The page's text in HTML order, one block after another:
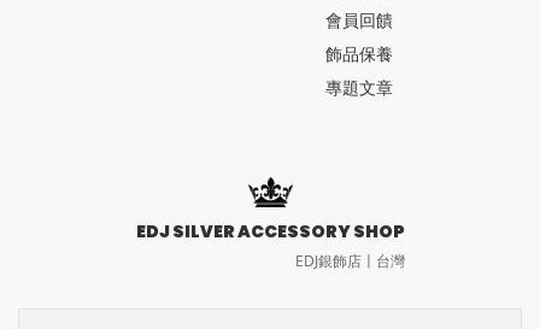
會員回饋
飾品保養
專題文章
EDJ SILVER ACCESSORY SHOP
EDJ銀飾店〡台灣